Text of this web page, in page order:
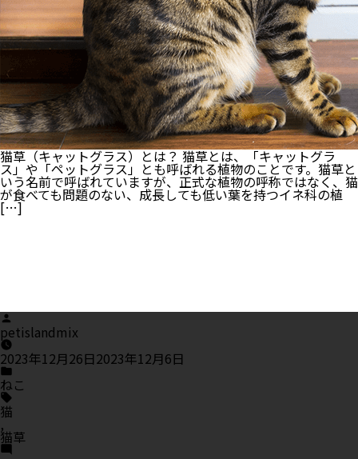
猫草（キャットグラス）とは？ 猫草とは、「キャットグラ
ス」や「ペットグラス」とも呼ばれる植物のことです。猫草と
いう名前で呼ばれていますが、正式な植物の呼称ではなく、猫
が食べても問題のない、成長しても低い葉を持つイネ科の植
[…]
Posted
by
petislandmix
2023年12月26日2023年12月6日
Posted
in
ねこ
Tags:
猫
,
猫草